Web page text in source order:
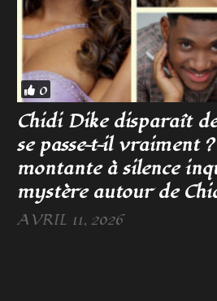
0
Chidi Dike disparaît
se passe-t-il vraiment
montante à silence
mystère autour de
AVRIL 11, 2026